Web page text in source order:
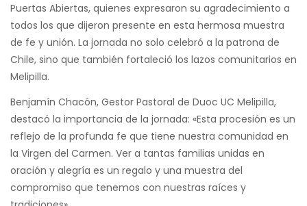
Puertas Abiertas, quienes expresaron su agradecimiento a
todos los que dijeron presente en esta hermosa muestra
de fe y unión. La jornada no solo celebró a la patrona de
Chile, sino que también fortaleció los lazos comunitarios en
Melipilla.
Benjamín Chacón, Gestor Pastoral de Duoc UC Melipilla,
destacó la importancia de la jornada: «Esta procesión es un
reflejo de la profunda fe que tiene nuestra comunidad en
la Virgen del Carmen. Ver a tantas familias unidas en
oración y alegría es un regalo y una muestra del
compromiso que tenemos con nuestras raíces y